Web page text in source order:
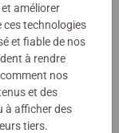
être adaptés
des illustrations
stimuler la
de 100 ans,
sûrs et
des petits.
améliorer
ces technologies
et fiable de nos
à rendre
nos
et des
à afficher des
tiers.